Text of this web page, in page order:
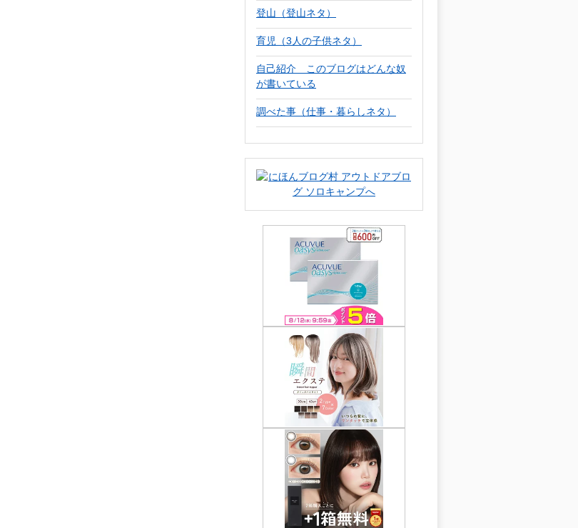
登山（登山ネタ）
育児（3人の子供ネタ）
自己紹介 このブログはどんな奴
が書いている
調べた事（仕事・暮らしネタ）